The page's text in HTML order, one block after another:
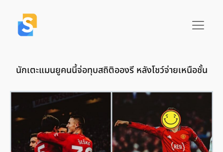
นักเตะแมนยูคนนี้จ่อทุบสถิติอองรี หลังโชว์จ่ายเหนือชั้น